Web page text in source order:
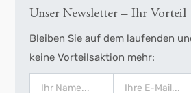
Unser Newsletter – Ihr Vorteil
Bleiben Sie auf dem laufenden
keine Vorteilsaktion mehr: